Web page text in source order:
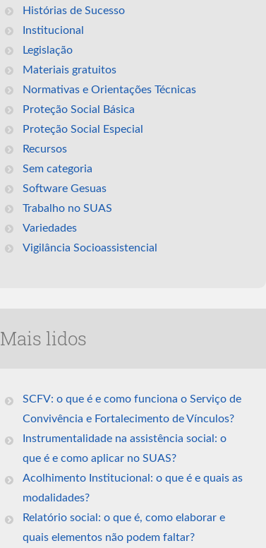
Histórias de Sucesso
Institucional
Legislação
Materiais gratuitos
Normativas e Orientações Técnicas
Proteção Social Básica
Proteção Social Especial
Recursos
Sem categoria
Software Gesuas
Trabalho no SUAS
Variedades
Vigilância Socioassistencial
Mais lidos
SCFV: o que é e como funciona o Serviço de
Convivência e Fortalecimento de Vínculos?
Instrumentalidade na assistência social: o
que é e como aplicar no SUAS?
Acolhimento Institucional: o que é e quais as
modalidades?
Relatório social: o que é, como elaborar e
quais elementos não podem faltar?